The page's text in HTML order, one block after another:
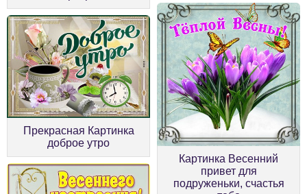
Прекрасная Картинка
доброе утро
Картинка Весенний
привет для
подруженьки, счастья